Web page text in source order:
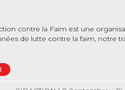
contre la Faim est une
de lutte contre la faim, notre